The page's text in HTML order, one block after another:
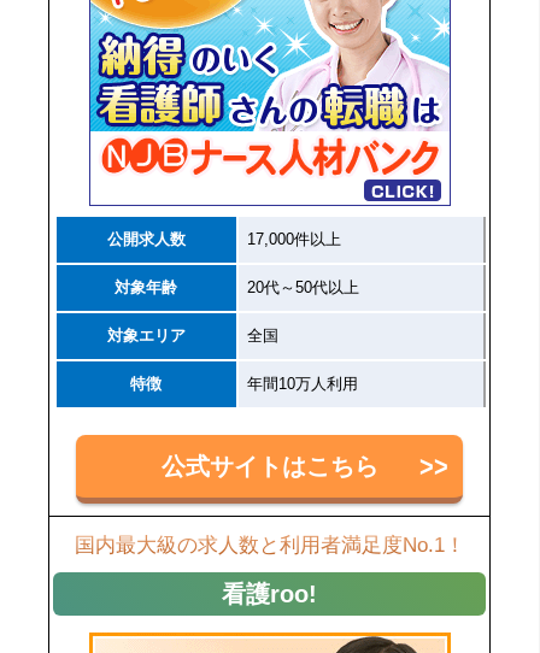
公開求人数 17,000件以上
対象年齢 20代～50代以上
対象エリア 全国
特徴 年間10万人利用
公式サイトはこちら
国内最大級の求人数と利用者満足度No.1！
看護roo!